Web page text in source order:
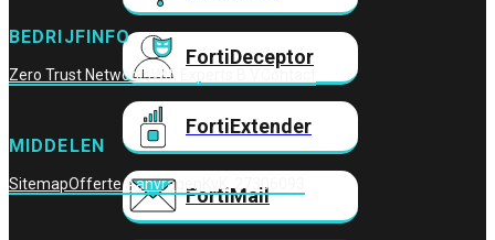
FortiDeceptor
FortiExtender
FortiMail
BEDRIJFINFO
Zero Trust NetworksWifi Experts B.V.
MIDDELEN
SitemapOfferte Aanvragen KvK: 27306093